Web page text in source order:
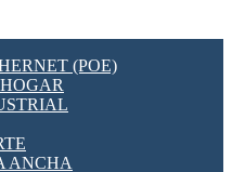
[VDF]
(POE)
ANCHA